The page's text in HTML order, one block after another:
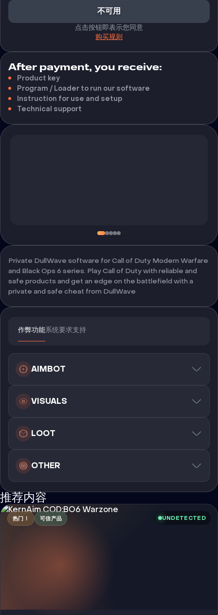
不可用
点击按钮即表示您同意
购买规则
After payment, you receive:
Product key
Program / Loader to run our software
Instruction for use and setup
Technical support
Private DullWave software for Call of Duty Modern Warfare
and Black Ops 6 series. Play Call of Duty with reliable and
safe products and get an edge on the battlefield with a
private and safe cheat from DullWave
作弊功能系统要求支持
AIMBOT
VISUALS
LOOT
OTHER
推荐内容
热门！ 可信产品 UNDETECTED